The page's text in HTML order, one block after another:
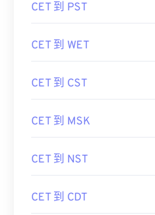
CET 到 PST
CET 到 WET
CET 到 CST
CET 到 MSK
CET 到 NST
CET 到 CDT